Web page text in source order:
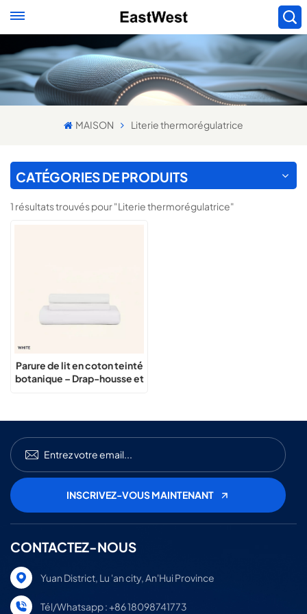
MAISON Literie thermorégulatrice
CATÉGORIES DE PRODUITS
1 résultats trouvés pour "Literie thermorégulatrice"
Parure de lit en coton teinté
botanique – Drap-housse et
CONTACTEZ-NOUS
Yuan District, Lu 'an city, An'Hui Province
Tél/Whatsapp : +86 18098741773